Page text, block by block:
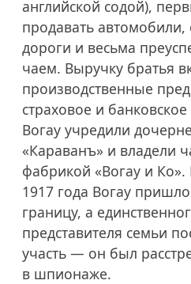
английской содой),
продавать
дороги и весьма
чаем. Выручку братья
производственные
страховое и
Вогау учредили
«Караванъ» и владели
фабрикой «Вогау и
1917 года Вогау
границу, а
представителя семьи
участь — он был
в шпионаже.